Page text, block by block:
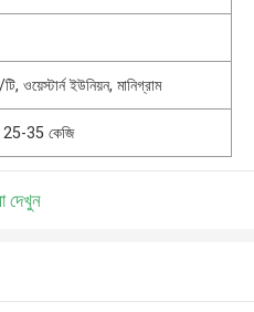
ওয়েস্টার্ন ইউনিয়ন, মানিগ্রাম
25-35 কেজি
দেখুন